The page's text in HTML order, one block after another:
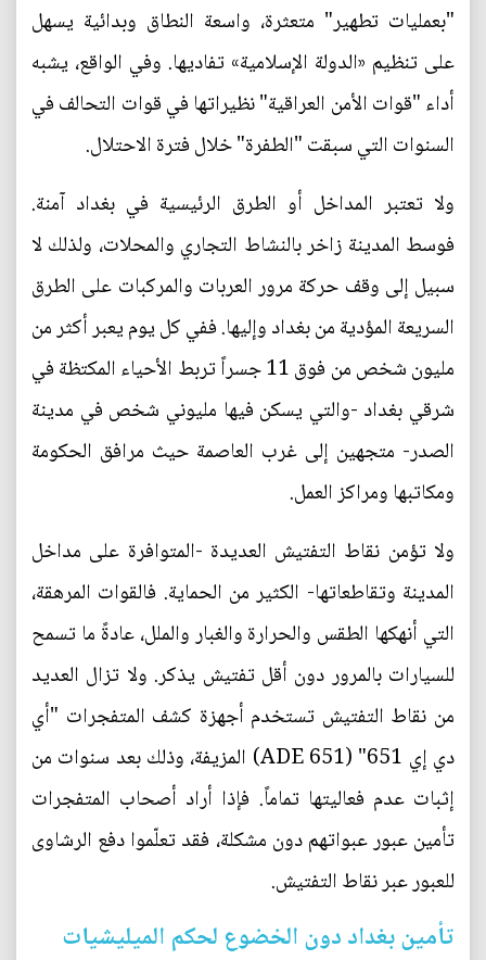
"بعمليات تطهير" متعثرة، واسعة النطاق وبدائية يسهل
على تنظيم «الدولة الإسلامية» تفاديها. وفي الواقع، يشبه
أداء "قوات الأمن العراقية" نظيراتها في قوات التحالف في
السنوات التي سبقت "الطفرة" خلال فترة الاحتلال.
ولا تعتبر المداخل أو الطرق الرئيسية في بغداد آمنة.
فوسط المدينة زاخر بالنشاط التجاري والمحلات، ولذلك لا
سبيل إلى وقف حركة مرور العربات والمركبات على الطرق
السريعة المؤدية من بغداد وإليها. ففي كل يوم يعبر أكثر من
مليون شخص من فوق 11 جسراً تربط الأحياء المكتظة في
شرقي بغداد -والتي يسكن فيها مليوني شخص في مدينة
الصدر- متجهين إلى غرب العاصمة حيث مرافق الحكومة
ومكاتبها ومراكز العمل.
ولا تؤمن نقاط التفتيش العديدة -المتوافرة على مداخل
المدينة وتقاطعاتها- الكثير من الحماية. فالقوات المرهقة،
التي أنهكها الطقس والحرارة والغبار والملل، عادةً ما تسمح
للسيارات بالمرور دون أقل تفتيش يذكر. ولا تزال العديد
من نقاط التفتيش تستخدم أجهزة كشف المتفجرات "أي
دي إي 651" (ADE 651) المزيفة، وذلك بعد سنوات من
إثبات عدم فعاليتها تماماً. فإذا أراد أصحاب المتفجرات
تأمين عبور عبواتهم دون مشكلة، فقد تعلّموا دفع الرشاوى
للعبور عبر نقاط التفتيش.
تأمين بغداد دون الخضوع لحكم الميليشيات